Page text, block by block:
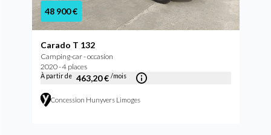
48 900 €
Carado T 132
Camping-car - occasion
2020 - 4 places
À partir de 463,20 € /mois
Concession Hunyvers Limoges